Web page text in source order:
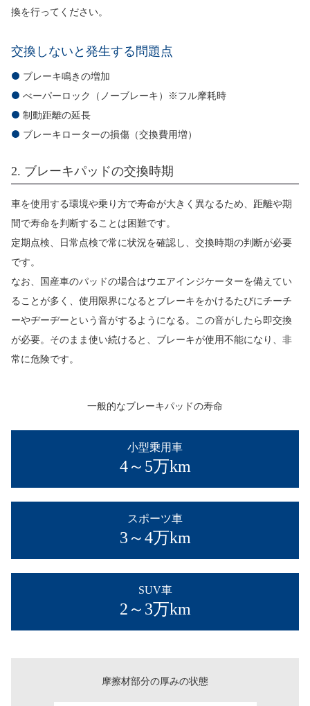
換を行ってください。
交換しないと発生する問題点
ブレーキ鳴きの増加
べーパーロック（ノーブレーキ）※フル摩耗時
制動距離の延長
ブレーキローターの損傷（交換費用増）
2. ブレーキパッドの交換時期
車を使用する環境や乗り方で寿命が大きく異なるため、距離や期
間で寿命を判断することは困難です。
定期点検、日常点検で常に状況を確認し、交換時期の判断が必要
です。
なお、国産車のパッドの場合はウエアインジケーターを備えてい
ることが多く、使用限界になるとブレーキをかけるたびにチーチ
ーやヂーヂーという音がするようになる。この音がしたら即交換
が必要。そのまま使い続けると、ブレーキが使用不能になり、非
常に危険です。
一般的なブレーキパッドの寿命
小型乗用車
4～5万km
スポーツ車
3～4万km
SUV車
2～3万km
摩擦材部分の厚みの状態